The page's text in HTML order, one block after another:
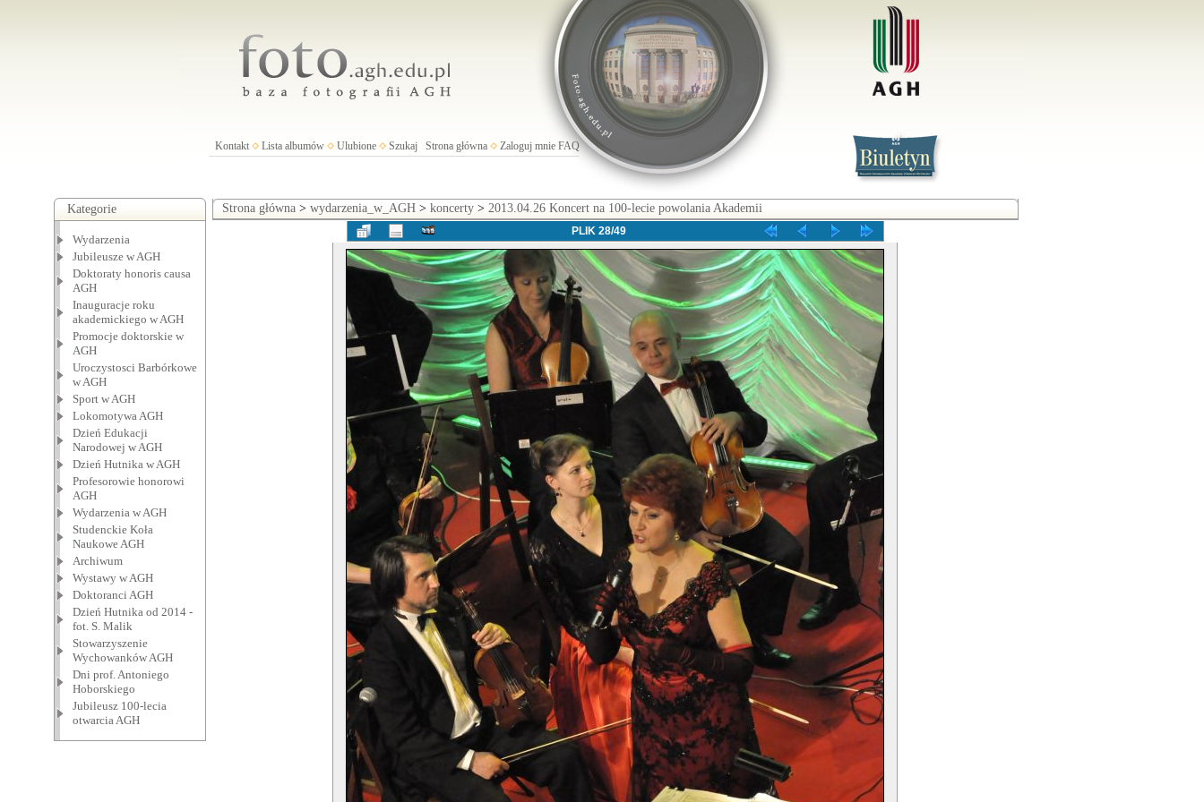
Kontakt Lista albumów Ulubione Szukaj Strona główna Zaloguj mnie FAQ
Kategorie
Wydarzenia
Jubileusze w AGH
Doktoraty honoris causa
AGH
Inauguracje roku
akademickiego w AGH
Promocje doktorskie w
AGH
Uroczystosci Barbórkowe
w AGH
Sport w AGH
Lokomotywa AGH
Dzień Edukacji
Narodowej w AGH
Dzień Hutnika w AGH
Profesorowie honorowi
AGH
Wydarzenia w AGH
Studenckie Koła
Naukowe AGH
Archiwum
Wystawy w AGH
Doktoranci AGH
Dzień Hutnika od 2014 -
fot. S. Malik
Stowarzyszenie
Wychowanków AGH
Dni prof. Antoniego
Hoborskiego
Jubileusz 100-lecia
otwarcia AGH
Strona główna> wydarzenia_w_AGH> koncerty> 2013.04.26 Koncert na 100-lecie powolania Akademii
PLIK 28/49